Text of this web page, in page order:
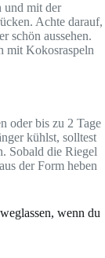
und mit der
Achte darauf,
schön aussehen.
mit Kokosraspeln
oder bis zu 2 Tage
kühlst, solltest
Sobald die Riegel
der Form heben
wenn du